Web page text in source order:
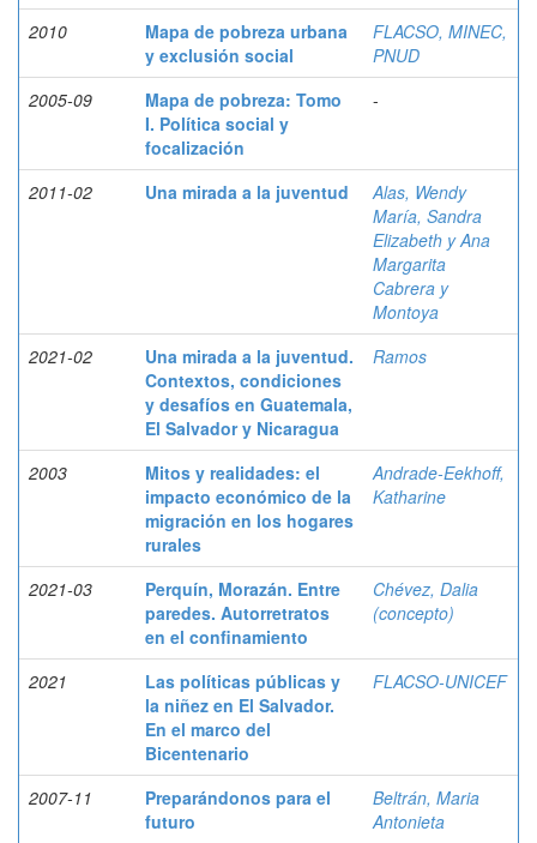
2010
Mapa de pobreza urbana
y exclusión social
FLACSO, MINEC,
PNUD
2005-09
Mapa de pobreza: Tomo
I. Política social y
focalización
-
2011-02 Una mirada a la juventud
Alas, Wendy
María, Sandra
Elizabeth y Ana
Margarita
Cabrera y
Montoya
2021-02
Una mirada a la juventud.
Contextos, condiciones
y desafíos en Guatemala,
El Salvador y Nicaragua
Ramos
2003
Mitos y realidades: el
impacto económico de la
migración en los hogares
rurales
Andrade-Eekhoff,
Katharine
2021-03
Perquín, Morazán. Entre
paredes. Autorretratos
en el confinamiento
Chévez, Dalia
(concepto)
2021
Las políticas públicas y
la niñez en El Salvador.
En el marco del
Bicentenario
FLACSO-UNICEF
2007-11
Preparándonos para el
futuro
Beltrán, Maria
Antonieta